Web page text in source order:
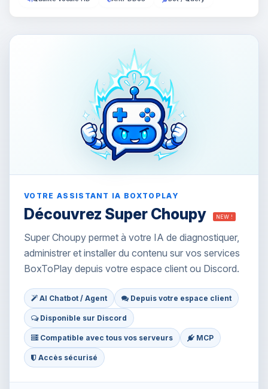
VOTRE ASSISTANT IA BOXTOPLAY
Découvrez Super Choupy NEW !
Super Choupy permet à votre IA de diagnostiquer,
administrer et installer du contenu sur vos services
BoxToPlay depuis votre espace client ou Discord.
AI Chatbot / Agent Depuis votre espace client
Disponible sur Discord
Compatible avec tous vos serveurs MCP
Accès sécurisé